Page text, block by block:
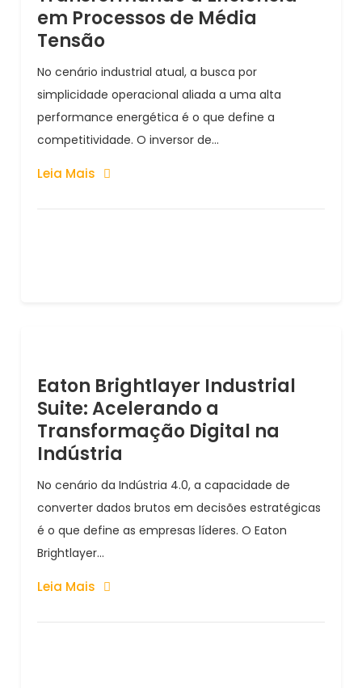
em Processos de Média
Tensão
No cenário industrial atual, a busca por
simplicidade operacional aliada a uma alta
performance energética é o que define a
competitividade. O inversor de...
Leia Mais
Eaton Brightlayer Industrial
Suite: Acelerando a
Transformação Digital na
Indústria
No cenário da Indústria 4.0, a capacidade de
converter dados brutos em decisões estratégicas
é o que define as empresas líderes. O Eaton
Brightlayer...
Leia Mais